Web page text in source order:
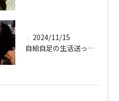
2024/11/15
自給自足の生活送ってます